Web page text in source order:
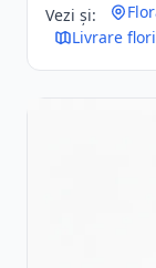
Vezi și:
Livrare